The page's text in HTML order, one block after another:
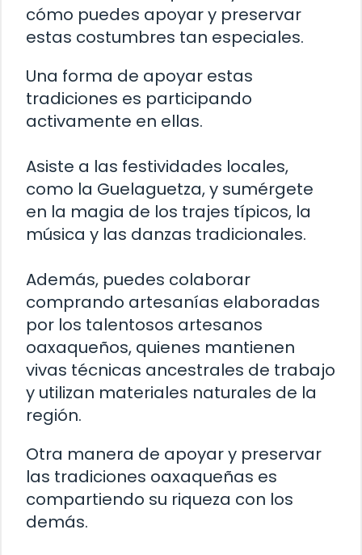
cómo puedes apoyar y preservar
estas costumbres tan especiales.
Una forma de apoyar estas
tradiciones es participando
activamente en ellas.
Asiste a las festividades locales,
como la Guelaguetza, y sumérgete
en la magia de los trajes típicos, la
música y las danzas tradicionales.
Además, puedes colaborar
comprando artesanías elaboradas
por los talentosos artesanos
oaxaqueños, quienes mantienen
vivas técnicas ancestrales de trabajo
y utilizan materiales naturales de la
región.
Otra manera de apoyar y preservar
las tradiciones oaxaqueñas es
compartiendo su riqueza con los
demás.